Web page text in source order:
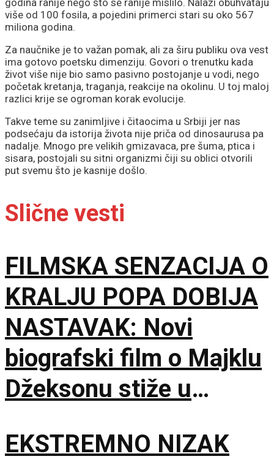
više od 100 fosila, a pojedini primerci stari su oko 567
miliona godina.
Za naučnike je to važan pomak, ali za širu publiku ova vest
ima gotovo poetsku dimenziju. Govori o trenutku kada
život više nije bio samo pasivno postojanje u vodi, nego
početak kretanja, traganja, reakcije na okolinu. U toj maloj
razlici krije se ogroman korak evolucije.
Takve teme su zanimljive i čitaocima u Srbiji jer nas
podsećaju da istorija života nije priča od dinosaurusa pa
nadalje. Mnogo pre velikih gmizavaca, pre šuma, ptica i
sisara, postojali su sitni organizmi čiji su oblici otvorili
put svemu što je kasnije došlo.
Slične vesti
FILMSKA SENZACIJA O
KRALJU POPA DOBIJA
NASTAVAK: Novi
biografski film o Majklu
Džeksonu stiže u
EKSTREMNO NIZAK